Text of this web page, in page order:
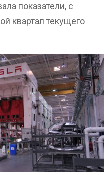
показатели, с
квартал текущего